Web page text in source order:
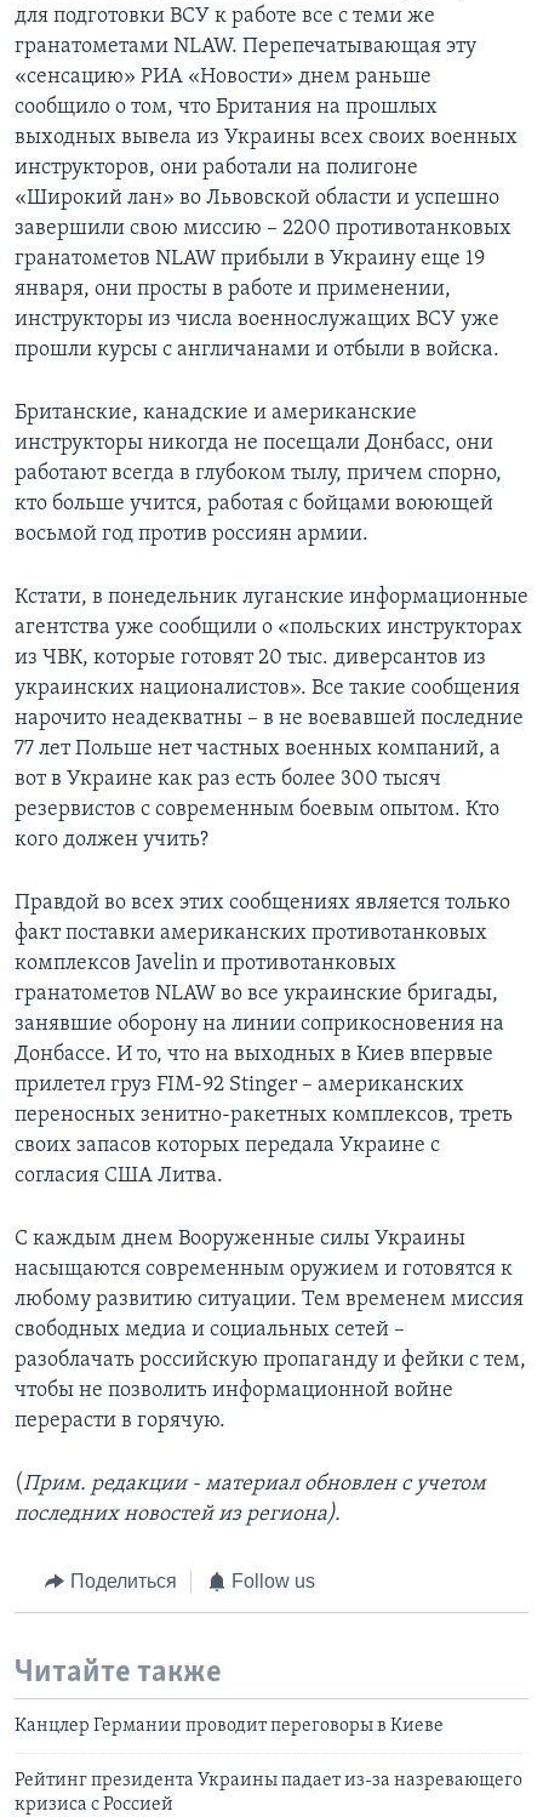
для подготовки ВСУ к работе все с теми же
гранатометами NLAW. Перепечатывающая эту
«сенсацию» РИА «Новости» днем раньше
сообщило о том, что Британия на прошлых
выходных вывела из Украины всех своих военных
инструкторов, они работали на полигоне
«Широкий лан» во Львовской области и успешно
завершили свою миссию – 2200 противотанковых
гранатометов NLAW прибыли в Украину еще 19
января, они просты в работе и применении,
инструкторы из числа военнослужащих ВСУ уже
прошли курсы с англичанами и отбыли в войска.
Британские, канадские и американские
инструкторы никогда не посещали Донбасс, они
работают всегда в глубоком тылу, причем спорно,
кто больше учится, работая с бойцами воюющей
восьмой год против россиян армии.
Кстати, в понедельник луганские информационные
агентства уже сообщили о «польских инструкторах
из ЧВК, которые готовят 20 тыс. диверсантов из
украинских националистов». Все такие сообщения
нарочито неадекватны – в не воевавшей последние
77 лет Польше нет частных военных компаний, а
вот в Украине как раз есть более 300 тысяч
резервистов с современным боевым опытом. Кто
кого должен учить?
Правдой во всех этих сообщениях является только
факт поставки американских противотанковых
комплексов Javelin и противотанковых
гранатометов NLAW во все украинские бригады,
занявшие оборону на линии соприкосновения на
Донбассе. И то, что на выходных в Киев впервые
прилетел груз FIM-92 Stinger – американских
переносных зенитно-ракетных комплексов, треть
своих запасов которых передала Украине с
согласия США Литва.
С каждым днем Вооруженные силы Украины
насыщаются современным оружием и готовятся к
любому развитию ситуации. Тем временем миссия
свободных медиа и социальных сетей –
разоблачать российскую пропаганду и фейки с тем,
чтобы не позволить информационной войне
перерасти в горячую.
(Прим. редакции - материал обновлен с учетом
последних новостей из региона).
Поделиться Follow us
Читайте также
Канцлер Германии проводит переговоры в Киеве
Рейтинг президента Украины падает из-за назревающего
кризиса с Россией